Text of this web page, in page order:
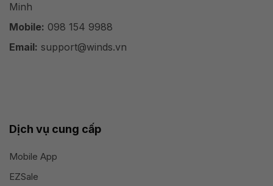
Minh
Mobile: 098 154 9988
Email: support@winds.vn
Dịch vụ cung cấp
Mobile App
EZSale